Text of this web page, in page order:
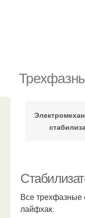
Все трехфазные
лайфхак.